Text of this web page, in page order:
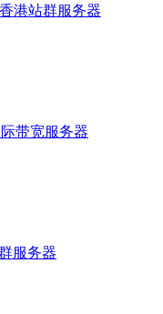
港站群服务器
带宽服务器
服务器